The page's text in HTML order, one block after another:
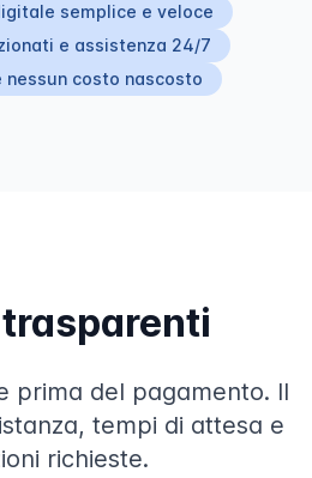
semplice e veloce
e assistenza 24/7
nessun costo nascosto
prima del pagamento. Il
tempi di attesa e
richieste.